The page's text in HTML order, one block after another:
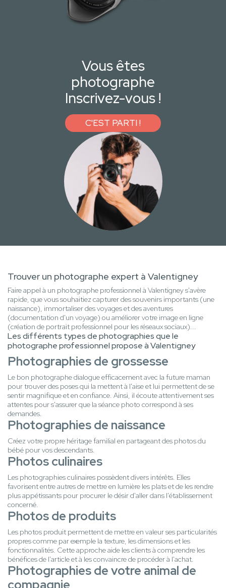
Vous êtes
photographe
Inscrivez-vous !
C'EST PARTI !
Trouver un photographe expert à Valentigney
Faire appel à un photographe professionnel à Valentigney s'avère
rapide, que vous souhaitiez capturer des souvenirs importants (une
naissance), immortaliser des voyages et des aventures
(documentation d'un voyage) ou améliorer votre image en ligne
(création de portrait professionnel pour les réseaux sociaux)...
Les différents types de photographies que le
photographe professionnel propose à Valentigney
Photographies de grossesse
Le bon photographe dialogue efficacement avec la future maman
pour trouver des poses qui la mettent à l'aise et lui permettent de se
sentir magnifique et en confiance. Ainsi, il écoute attentivement ses
attentes pour s'assurer que la séance photo correspond à ses
demandes.
Photographies de naissance
Créez votre propre héritage familial en partageant des photos du
bébé pour vos descendants.
Photos culinaires
Les photographies culinaires possèdent divers intérêts. Elles
favorisent entre autres de mettre en lumière les plats et de les rendre
plus appétissants pour procurer le désir d'aller dans l'établissement
concerné.
Photos de produits
Les photos produit permettent de mettre en valeur ses particularités
propres comme par exemple la texture, les dimensions et les
fonctionnalités. Cette approche aide les clients à comprendre les
bénéfices de l'article et à les convaincre de procéder à l'achat.
Photographies de votre animal de
compagnie